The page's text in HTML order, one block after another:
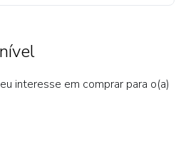
interesse em comprar para o(a)